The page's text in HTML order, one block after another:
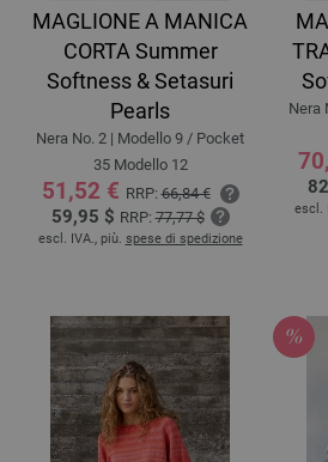
MAGLIONE A MANICA
CORTA Summer
Softness & Setasuri
Pearls
Nera No. 2 | Modello 9 / Pocket
35 Modello 12
51,52 € RRP:66,84 €
59,95 $ RRP:77,77 $
escl. IVA., più. spese di spedizione
Nera
escl.